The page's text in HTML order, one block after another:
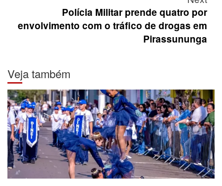
Polícia Militar prende quatro por
envolvimento com o tráfico de drogas em
Pirassununga
Veja também